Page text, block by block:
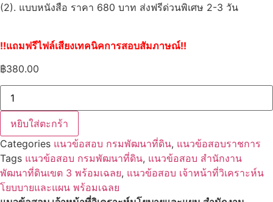
(2). แบบหนังสือ ราคา 680 บาท ส่งฟรีด่วนพิเศษ 2-3 วัน
!!แถมฟรีไฟล์เสียงเทคนิคการสอบสัมภาษณ์!!
฿380.00
จำนวน
แนว
ข้อสอบ
หน้าที่
วิเคราะห์
นโยบาย
และ
แผน
สำนักงาน
พัฒนาที่ดิน
หยิบใส่ตะกร้า
Categories แนวข้อสอบ กรมพัฒนาที่ดิน, แนวข้อสอบราชการ
Tags แนวข้อสอบ กรมพัฒนาที่ดิน, แนวข้อสอบ สำนักงาน
พัฒนาที่ดินเขต 3 พร้อมเฉลย, แนวข้อสอบ เจ้าหน้าที่วิเคราะห์น
โยบบายและแผน พร้อมเฉลย